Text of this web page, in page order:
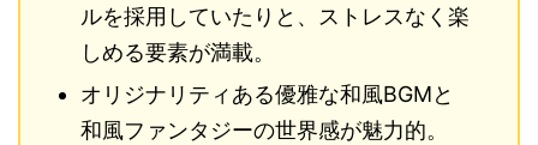
ルを採用していたりと、ストレスなく楽
しめる要素が満載。
オリジナリティある優雅な和風BGMと
和風ファンタジーの世界感が魅力的。